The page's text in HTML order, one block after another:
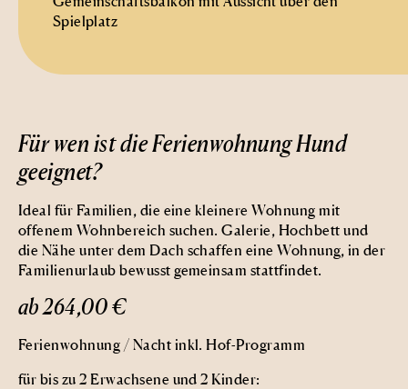
Spielplatz
Für wen ist die Ferienwohnung Hund
geeignet?
Ideal für Familien, die eine kleinere Wohnung mit
offenem Wohnbereich suchen. Galerie, Hochbett und
die Nähe unter dem Dach schaffen eine Wohnung, in der
Familienurlaub bewusst gemeinsam stattfindet.
ab 264,00 €
Ferienwohnung / Nacht inkl. Hof-Programm
für bis zu 2 Erwachsene und 2 Kinder: